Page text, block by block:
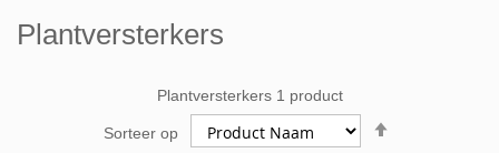
Plantversterkers
Plantversterkers 1 product
Sorteer op